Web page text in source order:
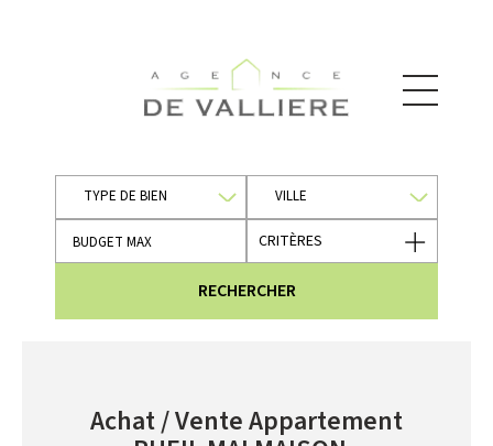
TYPE DE BIEN VILLE
CRITÈRES
RECHERCHER
Achat / Vente Appartement